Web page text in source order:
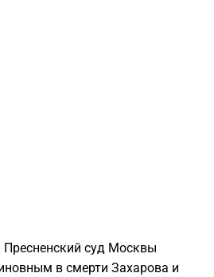
Пресненский суд Москвы
в смерти Захарова и